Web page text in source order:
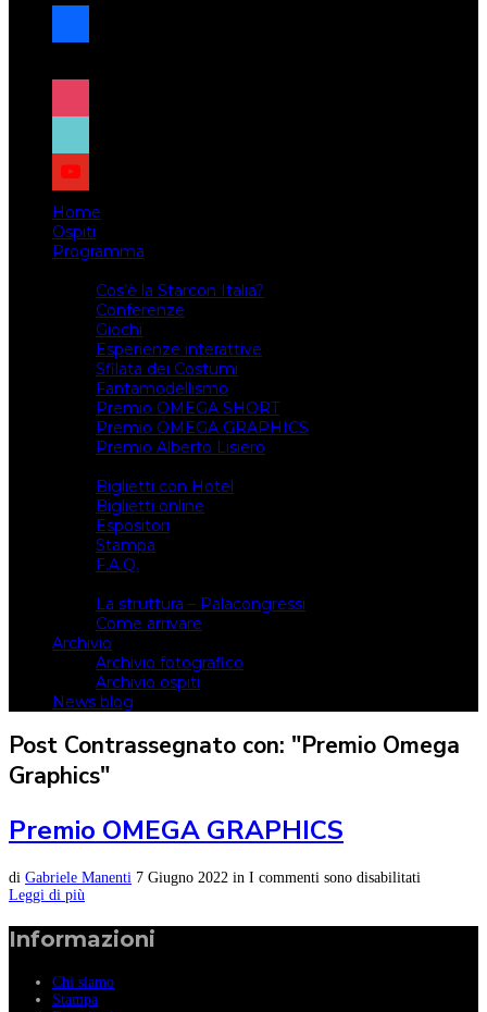
facebook
x
instagram
tiktok
youtube
Home
Ospiti
Programma
Cos’è la Starcon Italia?
Conferenze
Giochi
Esperienze interattive
Sfilata dei Costumi
Fantamodellismo
Premio OMEGA SHORT
Premio OMEGA GRAPHICS
Premio Alberto Lisiero
Biglietti con Hotel
Biglietti online
Espositori
Stampa
F.A.Q.
La struttura – Palacongressi
Come arrivare
Archivio
Archivio fotografico
Archivio ospiti
News blog
Post Contrassegnato con: "Premio Omega
Graphics"
Premio OMEGA GRAPHICS
di Gabriele Manenti 7 Giugno 2022 in I commenti sono disabilitati
Leggi di più
Informazioni
Chi siamo
Stampa